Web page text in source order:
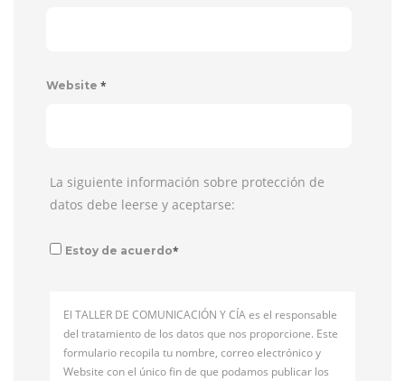
Website *
La siguiente información sobre protección de
datos debe leerse y aceptarse:
Estoy de acuerdo*
El TALLER DE COMUNICACIÓN Y CÍA es el responsable
del tratamiento de los datos que nos proporcione. Este
formulario recopila tu nombre, correo electrónico y
Website con el único fin de que podamos publicar los